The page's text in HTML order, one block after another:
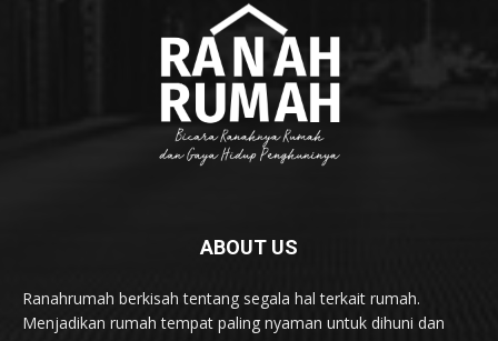
ABOUT US
Ranahrumah berkisah tentang segala hal terkait rumah.
Menjadikan rumah tempat paling nyaman untuk dihuni dan